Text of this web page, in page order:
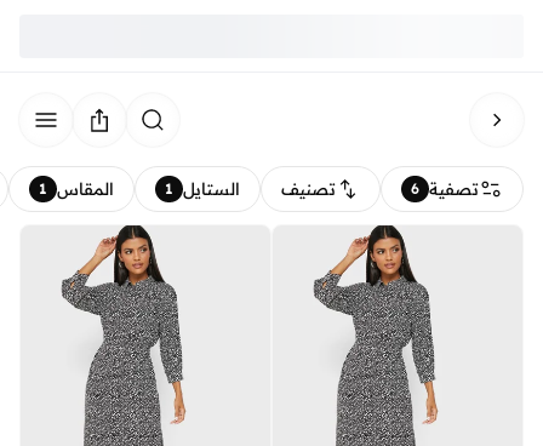
تصفية 6 تصنيف الستايل 1 المقاس 1